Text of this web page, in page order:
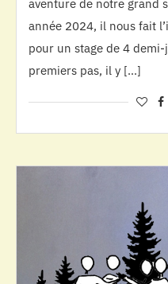
aventure de notre grand
année 2024, il nous fait
pour un stage de 4
premiers pas, il y […]